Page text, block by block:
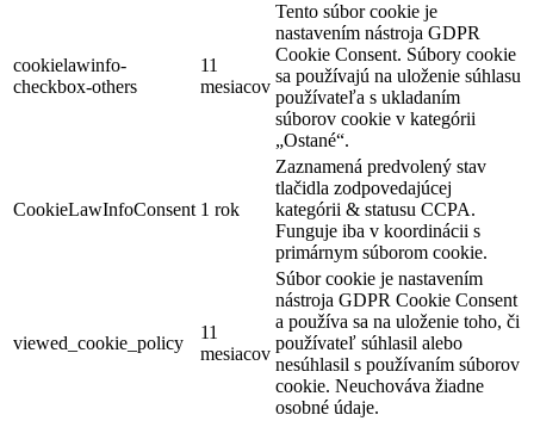
cookielawinfo-
checkbox-others
11
mesiacov
Tento súbor cookie je
nastavením nástroja GDPR
Cookie Consent. Súbory cookie
sa používajú na uloženie súhlasu
používateľa s ukladaním
súborov cookie v kategórii
„Ostané“.
CookieLawInfoConsent 1 rok
Zaznamená predvolený stav
tlačidla zodpovedajúcej
kategórii & statusu CCPA.
Funguje iba v koordinácii s
primárnym súborom cookie.
viewed_cookie_policy
11
mesiacov
Súbor cookie je nastavením
nástroja GDPR Cookie Consent
a používa sa na uloženie toho, či
používateľ súhlasil alebo
nesúhlasil s používaním súborov
cookie. Neuchováva žiadne
osobné údaje.